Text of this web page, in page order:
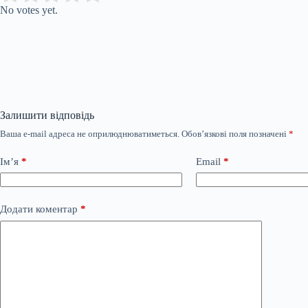
No votes yet.
Залишити відповідь
Ваша e-mail адреса не оприлюднюватиметься. Обов’язкові поля позначені *
Ім’я * Email *
Додати коментар *